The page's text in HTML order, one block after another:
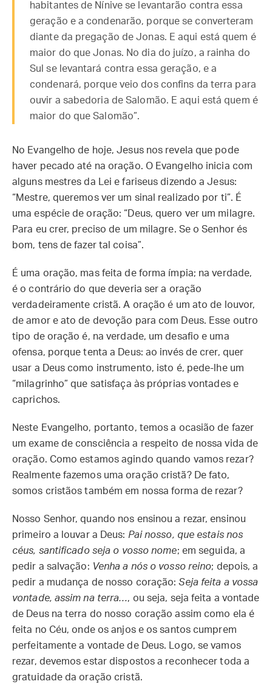
habitantes de Nínive se levantarão contra essa
geração e a condenarão, porque se converteram
diante da pregação de Jonas. E aqui está quem é
maior do que Jonas. No dia do juízo, a rainha do
Sul se levantará contra essa geração, e a
condenará, porque veio dos confins da terra para
ouvir a sabedoria de Salomão. E aqui está quem é
maior do que Salomão”.
No Evangelho de hoje, Jesus nos revela que pode
haver pecado até na oração. O Evangelho inicia com
alguns mestres da Lei e fariseus dizendo a Jesus:
“Mestre, queremos ver um sinal realizado por ti”. É
uma espécie de oração: “Deus, quero ver um milagre.
Para eu crer, preciso de um milagre. Se o Senhor és
bom, tens de fazer tal coisa”.
É uma oração, mas feita de forma ímpia; na verdade,
é o contrário do que deveria ser a oração
verdadeiramente cristã. A oração é um ato de louvor,
de amor e ato de devoção para com Deus. Esse outro
tipo de oração é, na verdade, um desafio e uma
ofensa, porque tenta a Deus: ao invés de crer, quer
usar a Deus como instrumento, isto é, pede-lhe um
“milagrinho” que satisfaça às próprias vontades e
caprichos.
Neste Evangelho, portanto, temos a ocasião de fazer
um exame de consciência a respeito de nossa vida de
oração. Como estamos agindo quando vamos rezar?
Realmente fazemos uma oração cristã? De fato,
somos cristãos também em nossa forma de rezar?
Nosso Senhor, quando nos ensinou a rezar, ensinou
primeiro a louvar a Deus: Pai nosso, que estais nos
céus, santificado seja o vosso nome; em seguida, a
pedir a salvação: Venha a nós o vosso reino; depois, a
pedir a mudança de nosso coração:Seja feita a vossa
vontade, assim na terra…, ou seja, seja feita a vontade
de Deus na terra do nosso coração assim como ela é
feita no Céu, onde os anjos e os santos cumprem
perfeitamente a vontade de Deus. Logo, se vamos
rezar, devemos estar dispostos a reconhecer toda a
gratuidade da oração cristã.